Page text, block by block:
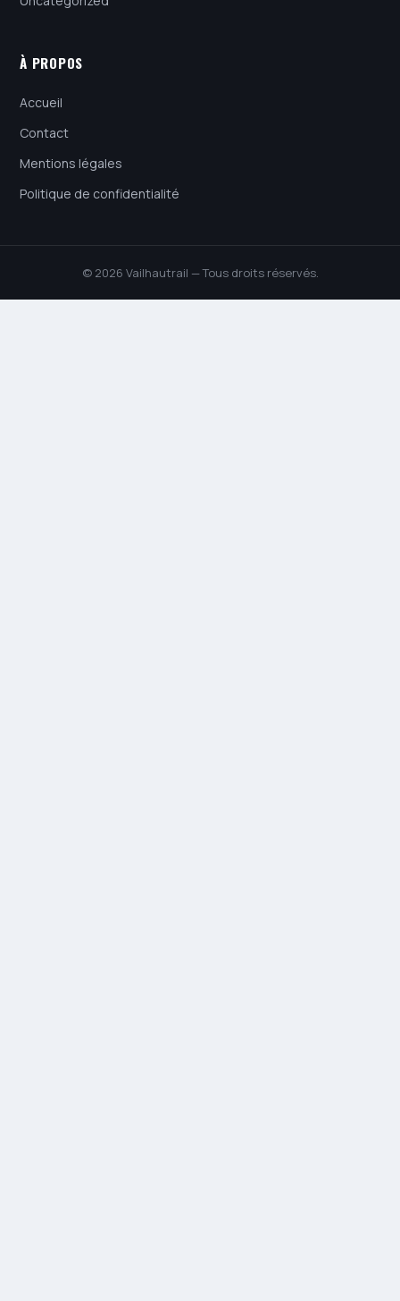
À PROPOS
Accueil
Contact
Mentions légales
Politique de confidentialité
© 2026 Vailhautrail — Tous droits réservés.